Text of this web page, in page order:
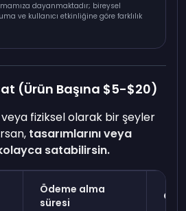
dayanmaktadır; bireysel
ve kullanıcı etkinliğine göre farklılık
(Ürün Başına $5-$20)
veya fiziksel olarak bir şeyler
tasarımlarını veya
satabilirsin.
Ödeme alma
süresi